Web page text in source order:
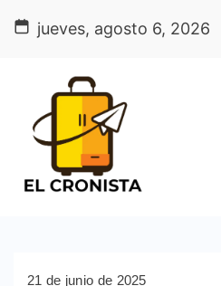
jueves, agosto 6, 2026
21 de junio de 2025